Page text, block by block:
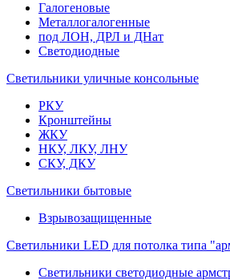
Галогеновые
Металлогалогенные
под ЛОН, ДРЛ и ДНат
Светодиодные
Светильники уличные консольные
РКУ
Кронштейны
ЖКУ
НКУ, ЛКУ, ЛНУ
СКУ, ДКУ
Светильники бытовые
Взрывозащищенные
Светильники LED для потолка типа
Светильники светодиодные